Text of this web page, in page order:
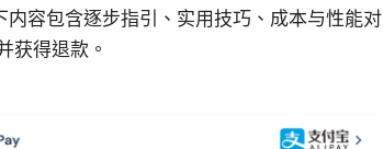
容包含逐步指引、实用技巧、成本与性能对
获得退款。